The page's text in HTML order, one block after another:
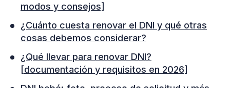
modos y consejos]
¿Cuánto cuesta renovar el DNI y qué otras
cosas debemos considerar?
¿Qué llevar para renovar DNI?
[documentación y requisitos en 2026]